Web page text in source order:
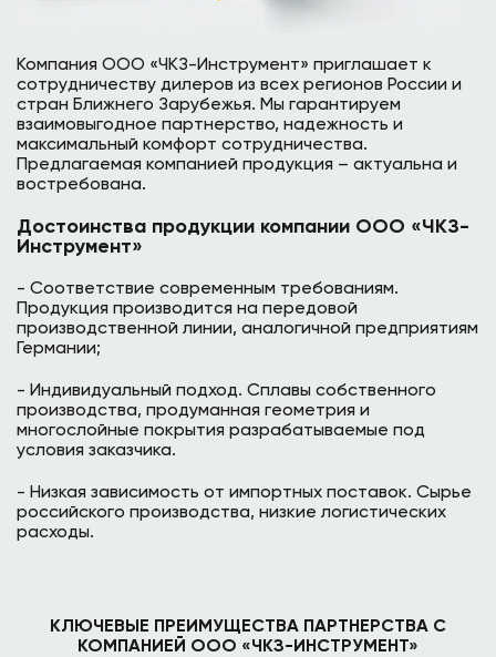
Компания ООО «ЧКЗ-Инструмент» приглашает к
сотрудничеству дилеров из всех регионов России и
стран Ближнего Зарубежья. Мы гарантируем
взаимовыгодное партнерство, надежность и
максимальный комфорт сотрудничества.
Предлагаемая компанией продукция – актуальна и
востребована.
Достоинства продукции компании ООО «ЧКЗ-
Инструмент»
- Соответствие современным требованиям.
Продукция производится на передовой
производственной линии, аналогичной предприятиям
Германии;
- Индивидуальный подход. Сплавы собственного
производства, продуманная геометрия и
многослойные покрытия разрабатываемые под
условия заказчика.
- Низкая зависимость от импортных поставок. Сырье
российского производства, низкие логистических
расходы.
КЛЮЧЕВЫЕ ПРЕИМУЩЕСТВА ПАРТНЕРСТВА С
КОМПАНИЕЙ ООО «ЧКЗ-ИНСТРУМЕНТ»